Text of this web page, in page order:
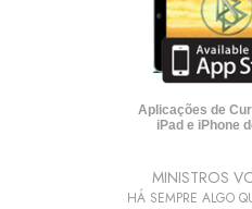
Aplicações de
iPad e iPhone
MINISTROS
HÁ SEMPRE ALGO